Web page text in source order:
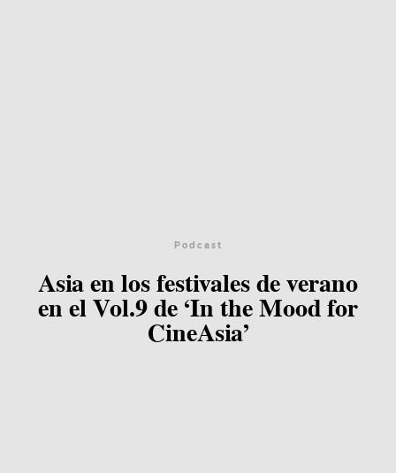
Podcast
Asia en los festivales de verano
en el Vol.9 de ‘In the Mood for
CineAsia’